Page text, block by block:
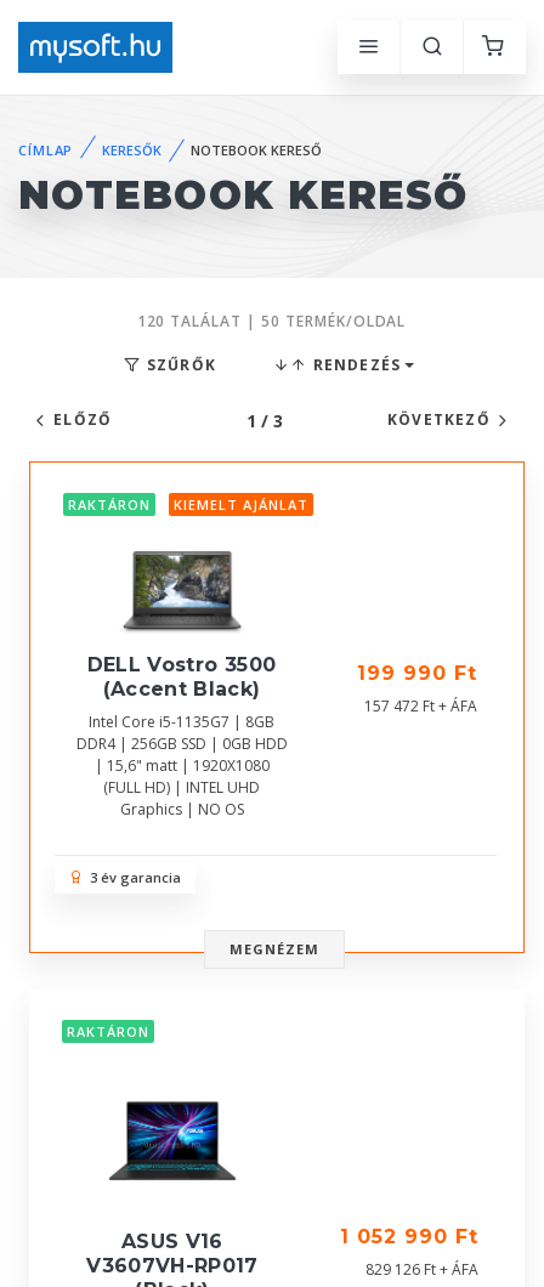
CÍMLAP KERESŐK NOTEBOOK KERESŐ
NOTEBOOK KERESŐ
120 TALÁLAT | 50 TERMÉK/OLDAL
SZŰRŐK RENDEZÉS
ELŐZŐ 1 / 3 KÖVETKEZŐ
RAKTÁRON KIEMELT AJÁNLAT
DELL Vostro 3500
(Accent Black)
Intel Core i5-1135G7 | 8GB
DDR4 | 256GB SSD | 0GB HDD
| 15,6" matt | 1920X1080
(FULL HD) | INTEL UHD
Graphics | NO OS
199 990 Ft
157 472 Ft + ÁFA
3 év garancia
MEGNÉZEM
RAKTÁRON
ASUS V16
V3607VH-RP017
1 052 990 Ft
829 126 Ft + ÁFA